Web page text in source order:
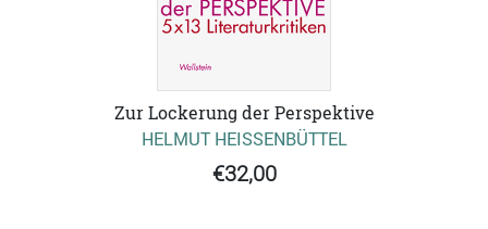
Zur Lockerung der Perspektive
HELMUT HEISSENBÜTTEL
€32,00